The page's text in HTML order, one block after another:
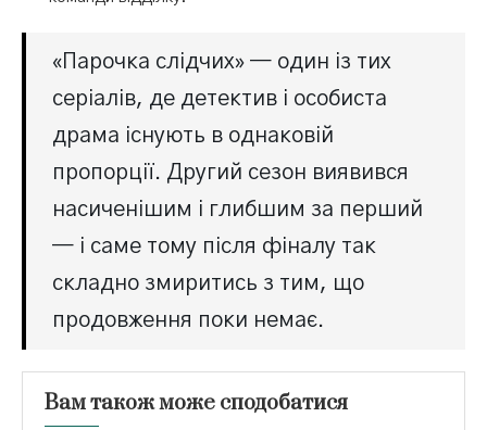
«Парочка слідчих» — один із тих
серіалів, де детектив і особиста
драма існують в однаковій
пропорції. Другий сезон виявився
насиченішим і глибшим за перший
— і саме тому після фіналу так
складно змиритись з тим, що
продовження поки немає.
Вам також може сподобатися